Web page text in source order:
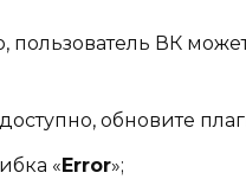
пользователь ВК
обновите
« Error»;